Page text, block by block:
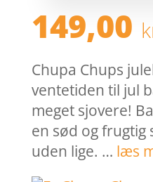
149,00
Chupa Chups
ventetiden til jul
meget sjovere!
en sød og frugtig
uden lige. … læs